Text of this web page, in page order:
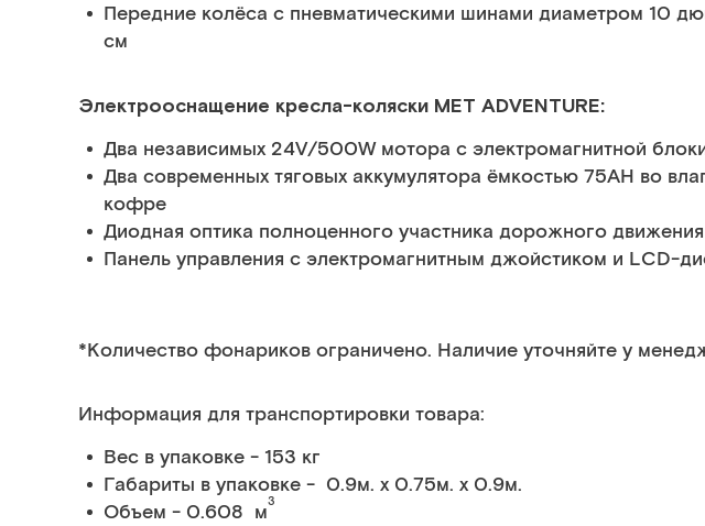
Передние колёса с пневматическими шинами диаметром 10
см
Электрооснащение кресла-коляски МЕТ ADVENTURE:
Два независимых 24V/500W мотора с электромагнитной
Два современных тяговых аккумулятора ёмкостью 75АН во
кофре
Диодная оптика полноценного участника дорожного движения
Панель управления с электромагнитным джойстиком и LCD-
*Количество фонариков ограничено. Наличие уточняйте у
Информация для транспортировки товара:
Вес в упаковке - 153 кг
Габариты в упаковке - 0.9м. x 0.75м. x 0.9м.
Объем - 0.608 м3